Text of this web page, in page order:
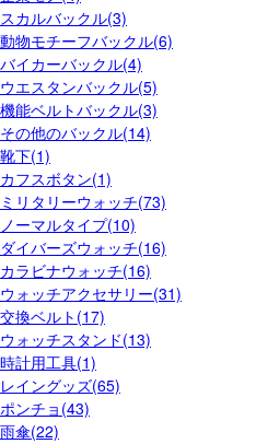
スカルバックル(3)
動物モチーフバックル(6)
バイカーバックル(4)
ウエスタンバックル(5)
機能ベルトバックル(3)
その他のバックル(14)
靴下(1)
カフスボタン(1)
ミリタリーウォッチ(73)
ノーマルタイプ(10)
ダイバーズウォッチ(16)
カラビナウォッチ(16)
ウォッチアクセサリー(31)
交換ベルト(17)
ウォッチスタンド(13)
時計用工具(1)
レイングッズ(65)
ポンチョ(43)
雨傘(22)